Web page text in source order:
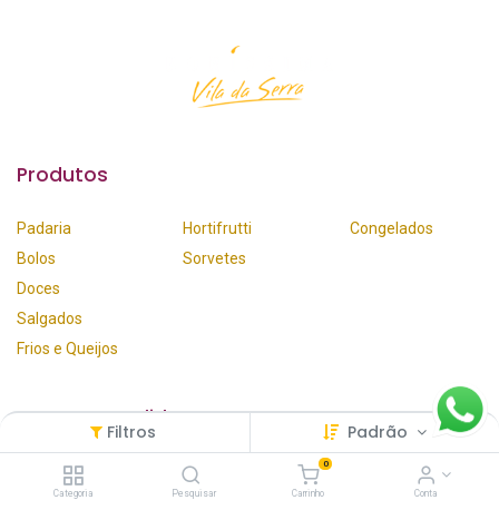
Filtros Padrão
Categoria Pesquisar
0
Carrinho Conta
Produtos
Padaria
Bolos
Doces
Salgados
Frios e Queijos
Hortifrutti
Sorvetes
Congelados
Faça seu Pedido
WhatsApp​